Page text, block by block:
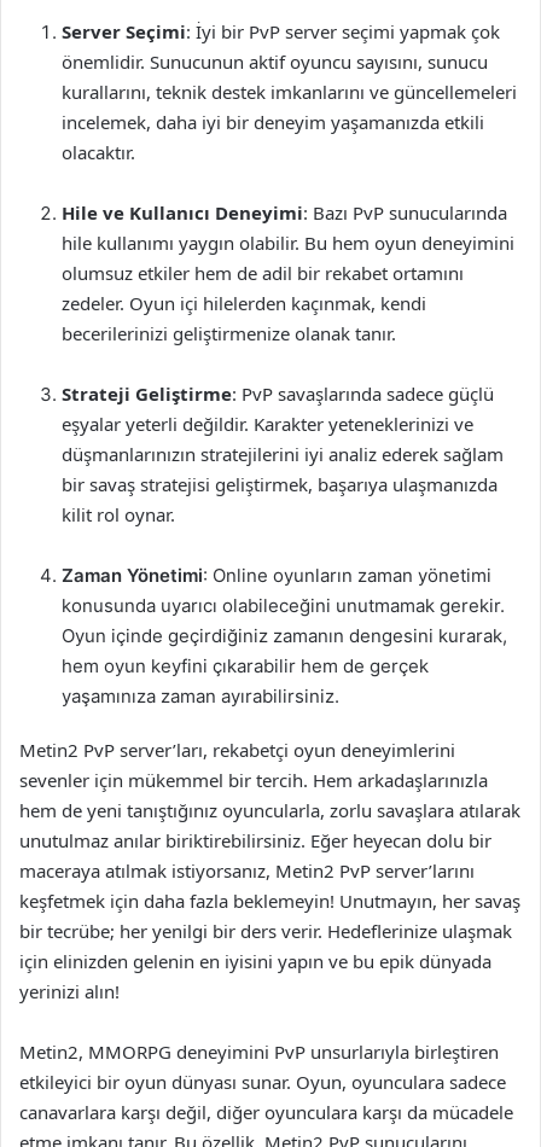
Server Seçimi: İyi bir PvP server seçimi yapmak çok
önemlidir. Sunucunun aktif oyuncu sayısını, sunucu
kurallarını, teknik destek imkanlarını ve güncellemeleri
incelemek, daha iyi bir deneyim yaşamanızda etkili
olacaktır.
Hile ve Kullanıcı Deneyimi: Bazı PvP sunucularında
hile kullanımı yaygın olabilir. Bu hem oyun deneyimini
olumsuz etkiler hem de adil bir rekabet ortamını
zedeler. Oyun içi hilelerden kaçınmak, kendi
becerilerinizi geliştirmenize olanak tanır.
Strateji Geliştirme: PvP savaşlarında sadece güçlü
eşyalar yeterli değildir. Karakter yeteneklerinizi ve
düşmanlarınızın stratejilerini iyi analiz ederek sağlam
bir savaş stratejisi geliştirmek, başarıya ulaşmanızda
kilit rol oynar.
Zaman Yönetimi: Online oyunların zaman yönetimi
konusunda uyarıcı olabileceğini unutmamak gerekir.
Oyun içinde geçirdiğiniz zamanın dengesini kurarak,
hem oyun keyfini çıkarabilir hem de gerçek
yaşamınıza zaman ayırabilirsiniz.
Metin2 PvP server’ları, rekabetçi oyun deneyimlerini
sevenler için mükemmel bir tercih. Hem arkadaşlarınızla
hem de yeni tanıştığınız oyuncularla, zorlu savaşlara atılarak
unutulmaz anılar biriktirebilirsiniz. Eğer heyecan dolu bir
maceraya atılmak istiyorsanız, Metin2 PvP server’larını
keşfetmek için daha fazla beklemeyin! Unutmayın, her savaş
bir tecrübe; her yenilgi bir ders verir. Hedeflerinize ulaşmak
için elinizden gelenin en iyisini yapın ve bu epik dünyada
yerinizi alın!
Metin2, MMORPG deneyimini PvP unsurlarıyla birleştiren
etkileyici bir oyun dünyası sunar. Oyun, oyunculara sadece
canavarlara karşı değil, diğer oyunculara karşı da mücadele
etme imkanı tanır. Bu özellik, Metin2 PvP sunucularını